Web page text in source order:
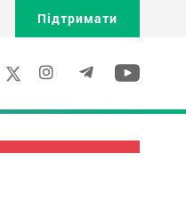
Підтримати